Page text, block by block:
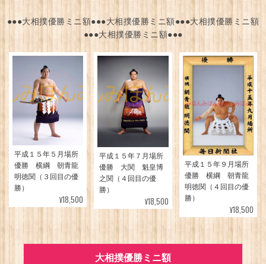
●●●大相撲優勝ミニ額●●●大相撲優勝ミニ額●●●大相撲優勝ミニ額
●●●大相撲優勝ミニ額●●●
平成１５年５月場所
優勝 横綱 朝青龍
明徳関（３回目の優
勝）
¥18,500
平成１５年７月場所
優勝 大関 魁皇博
之関（４回目の優
勝）
¥18,500
平成１５年９月場所
優勝 横綱 朝青龍
明徳関（４回目の優
勝）
¥18,500
大相撲優勝ミニ額